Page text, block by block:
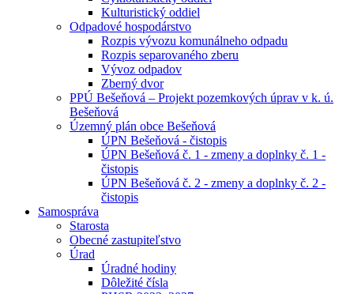
Kulturistický oddiel
Odpadové hospodárstvo
Rozpis vývozu komunálneho odpadu
Rozpis separovaného zberu
Vývoz odpadov
Zberný dvor
PPÚ Bešeňová – Projekt pozemkových úprav v k. ú.
Bešeňová
Územný plán obce Bešeňová
ÚPN Bešeňová - čistopis
ÚPN Bešeňová č. 1 - zmeny a doplnky č. 1 -
čistopis
ÚPN Bešeňová č. 2 - zmeny a doplnky č. 2 -
čistopis
Samospráva
Starosta
Obecné zastupiteľstvo
Úrad
Úradné hodiny
Dôležité čísla